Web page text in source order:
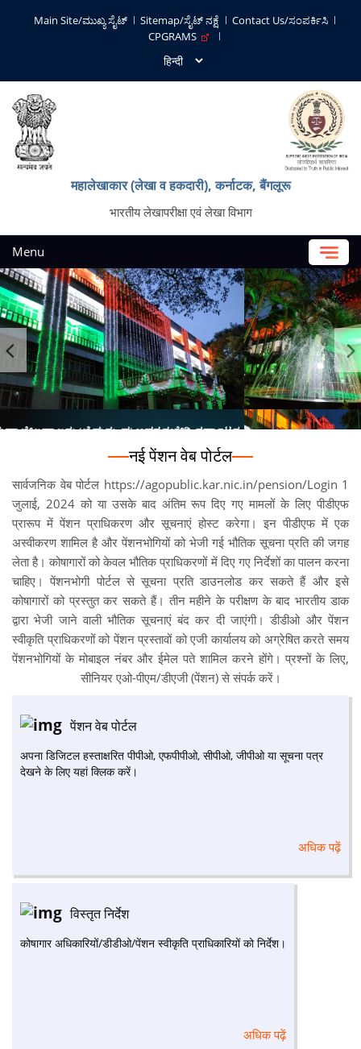
Main Site/ಮುಖ್ಯ ಸೈಟ್ Sitemap/ಸೈಟ್ ನಕ್ಷೆ
Contact Us/ಸಂಪರ್ಕಿಸಿ
CPGRAMS
महालेखाकार (लेखा व हकदारी), कर्नाटक, बैंगलूरू
भारतीय लेखापरीक्षा एवं लेखा विभाग
Menu
नई पेंशन वेब पोर्टल
सार्वजनिक वेब पोर्टल https://agopublic.kar.nic.in/pension/Login 1
जुलाई, 2024 को या उसके बाद अंतिम रूप दिए गए मामलों के लिए पीडीएफ
प्रारूप में पेंशन प्राधिकरण और सूचनाएं होस्ट करेगा। इन पीडीएफ में एक
अस्वीकरण शामिल है और पेंशनभोगियों को भेजी गई भौतिक सूचना प्रति की जगह
लेता है। कोषागारों को केवल भौतिक प्राधिकरणों में दिए गए निर्देशों का पालन करना
चाहिए। पेंशनभोगी पोर्टल से सूचना प्रति डाउनलोड कर सकते हैं और इसे
कोषागारों को प्रस्तुत कर सकते हैं। तीन महीने के परीक्षण के बाद भारतीय डाक
द्वारा भेजी जाने वाली भौतिक सूचनाएं बंद कर दी जाएंगी। डीडीओ और पेंशन
स्वीकृति प्राधिकरणों को पेंशन प्रस्तावों को एजी कार्यालय को अग्रेषित करते समय
पेंशनभोगियों के मोबाइल नंबर और ईमेल पते शामिल करने होंगे। प्रश्नों के लिए,
सीनियर एओ-पीएम/डीएजी (पेंशन) से संपर्क करें।
पेंशन वेब पोर्टल
अपना डिजिटल हस्ताक्षरित पीपीओ, एफपीपीओ, सीपीओ, जीपीओ या सूचना पत्र
देखने के लिए यहां क्लिक करें।
अधिक पढ़ें
विस्तृत निर्देश
कोषागार अधिकारियों/डीडीओ/पेंशन स्वीकृति प्राधिकारियों को निर्देश।
अधिक पढ़ें